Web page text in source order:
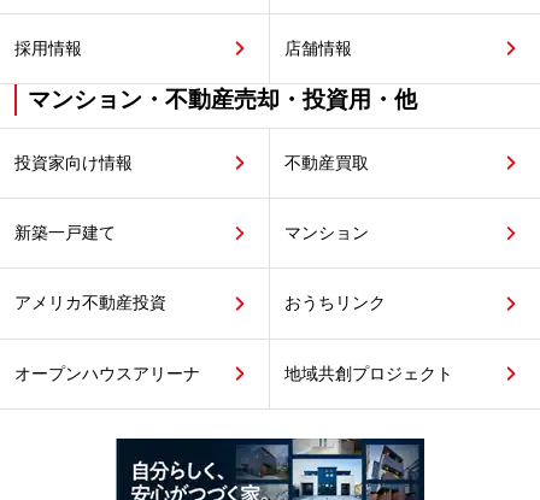
採用情報 店舗情報
マンション・不動産売却・投資用・他
投資家向け情報 不動産買取
新築一戸建て マンション
アメリカ不動産投資 おうちリンク
オープンハウスアリーナ 地域共創プロジェクト